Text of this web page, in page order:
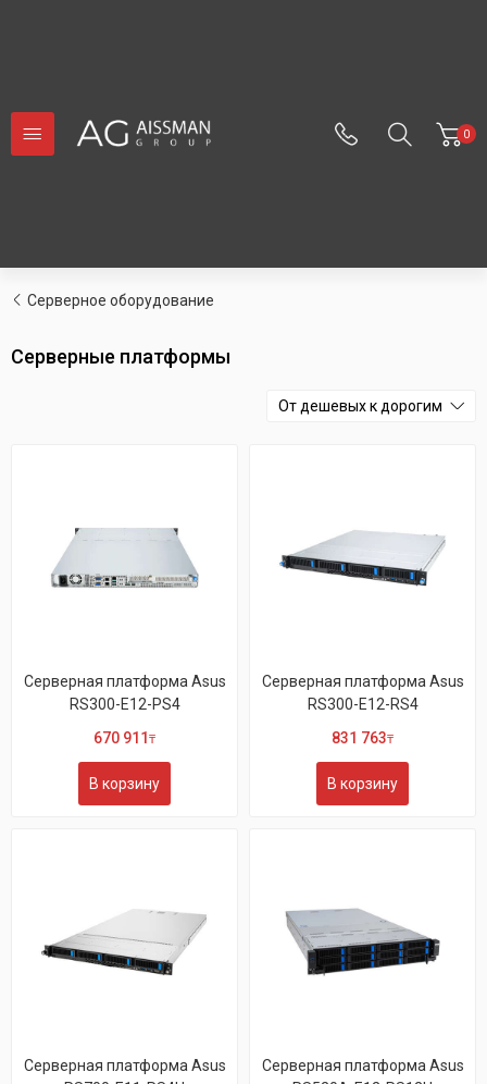
0
Серверное оборудование
Серверные платформы
От дешевых к дорогим
Серверная платформа Asus
RS300-E12-PS4
670 911 ₸
В корзину
Серверная платформа Asus
RS300-E12-RS4
831 763₸
В корзину
Серверная платформа Asus
Серверная платформа Asus